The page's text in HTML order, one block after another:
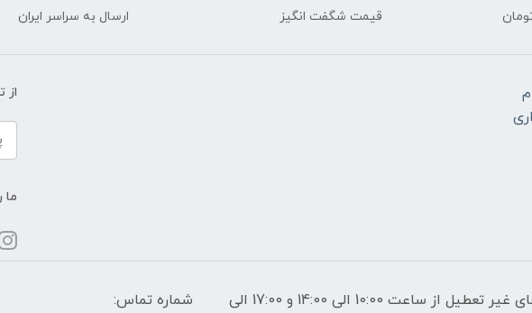
قیمت شگفت انگیز ارسال به سراسر ایران
از
ما
ساعات پاسخگویی: فقط روزهای غیر تعطیل از ساعت 10:00 الی 14:00 و 17:00 الی
شماره تماس: